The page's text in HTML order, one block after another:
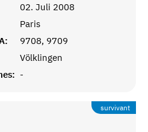
02. Juli 2008
Paris
9708, 9709
Völklingen
-
survivant